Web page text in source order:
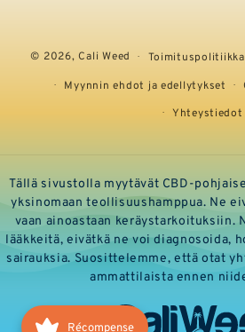
© 2026,Cali Weed Toimituspolitiikka
Myynnin ehdot ja edellytykset
Yhteystiedot
Tällä sivustolla myytävät CBD-
yksinomaan teollisuushamppua. Ne
vaan ainoastaan keräystarkoituksiin.
lääkkeitä, eivätkä ne voi diagnosoida,
sairauksia. Suosittelemme, että otat
ammattilaista ennen
Récompense